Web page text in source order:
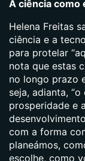
A ciência
Helena Freitas
ciência e a
para protelar
nota que estas
no longo prazo
seja, adianta,
prosperidade e
com a forma
planeámos,
escolhe, como